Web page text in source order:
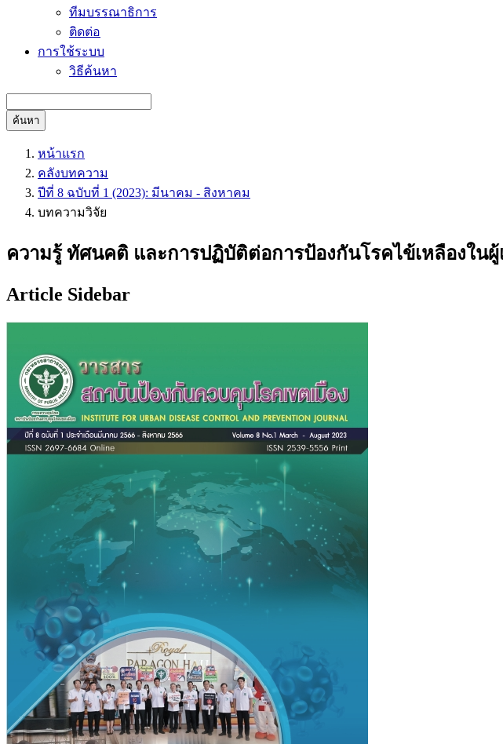
ทีมบรรณาธิการ
ติดต่อ
การใช้ระบบ
วิธีค้นหา
ค้นหา
หน้าแรก
คลังบทความ
ปีที่ 8 ฉบับที่ 1 (2023): มีนาคม - สิงหาคม
บทความวิจัย
ความรู้ ทัศนคติ และการปฏิบัติต่อการป้องกันโรคไข้เหลืองใน
Article Sidebar